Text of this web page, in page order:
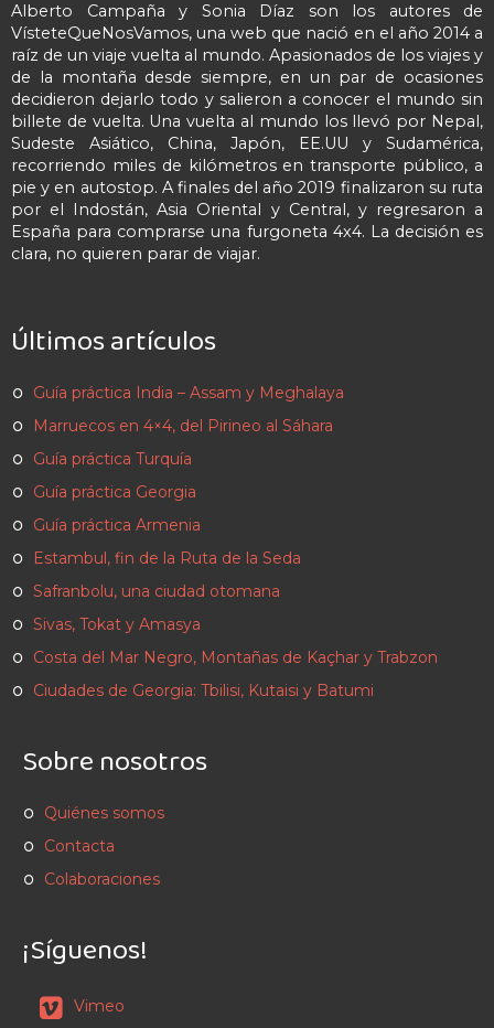
Alberto Campaña y Sonia Díaz son los autores de
VísteteQueNosVamos, una web que nació en el año 2014 a
raíz de un viaje vuelta al mundo. Apasionados de los viajes y
de la montaña desde siempre, en un par de ocasiones
decidieron dejarlo todo y salieron a conocer el mundo sin
billete de vuelta. Una vuelta al mundo los llevó por Nepal,
Sudeste Asiático, China, Japón, EE.UU y Sudamérica,
recorriendo miles de kilómetros en transporte público, a
pie y en autostop. A finales del año 2019 finalizaron su ruta
por el Indostán, Asia Oriental y Central, y regresaron a
España para comprarse una furgoneta 4x4. La decisión es
clara, no quieren parar de viajar.
Últimos artículos
Guía práctica India – Assam y Meghalaya
Marruecos en 4×4, del Pirineo al Sáhara
Guía práctica Turquía
Guía práctica Georgia
Guía práctica Armenia
Estambul, fin de la Ruta de la Seda
Safranbolu, una ciudad otomana
Sivas, Tokat y Amasya
Costa del Mar Negro, Montañas de Kaçhar y Trabzon
Ciudades de Georgia: Tbilisi, Kutaisi y Batumi
Sobre nosotros
Quiénes somos
Contacta
Colaboraciones
¡Síguenos!
Vimeo